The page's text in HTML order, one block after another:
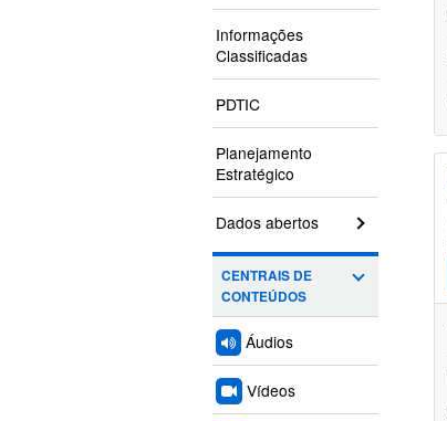
Informações
Classificadas
PDTIC
Planejamento
Estratégico
Dados abertos
CENTRAIS DE
CONTEÚDOS
Áudios
Vídeos